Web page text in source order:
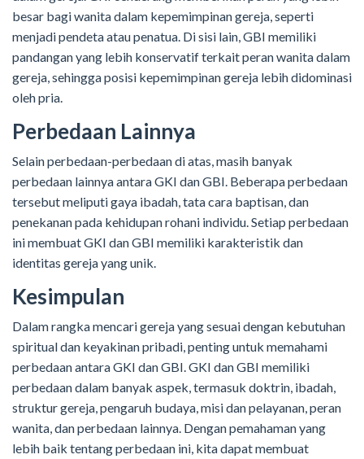
besar bagi wanita dalam kepemimpinan gereja, seperti
menjadi pendeta atau penatua. Di sisi lain, GBI memiliki
pandangan yang lebih konservatif terkait peran wanita dalam
gereja, sehingga posisi kepemimpinan gereja lebih didominasi
oleh pria.
Perbedaan Lainnya
Selain perbedaan-perbedaan di atas, masih banyak
perbedaan lainnya antara GKI dan GBI. Beberapa perbedaan
tersebut meliputi gaya ibadah, tata cara baptisan, dan
penekanan pada kehidupan rohani individu. Setiap perbedaan
ini membuat GKI dan GBI memiliki karakteristik dan
identitas gereja yang unik.
Kesimpulan
Dalam rangka mencari gereja yang sesuai dengan kebutuhan
spiritual dan keyakinan pribadi, penting untuk memahami
perbedaan antara GKI dan GBI. GKI dan GBI memiliki
perbedaan dalam banyak aspek, termasuk doktrin, ibadah,
struktur gereja, pengaruh budaya, misi dan pelayanan, peran
wanita, dan perbedaan lainnya. Dengan pemahaman yang
lebih baik tentang perbedaan ini, kita dapat membuat